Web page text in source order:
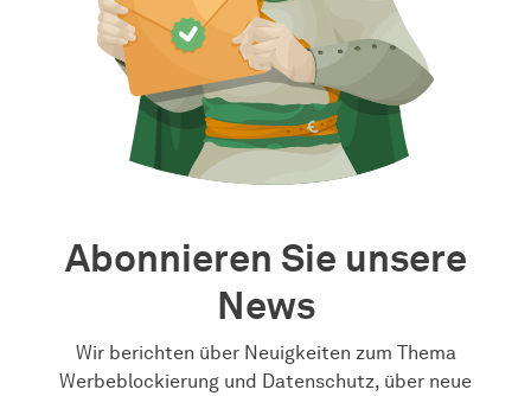
Abonnieren Sie unsere
News
Wir berichten über Neuigkeiten zum Thema
Werbeblockierung und Datenschutz, über neue